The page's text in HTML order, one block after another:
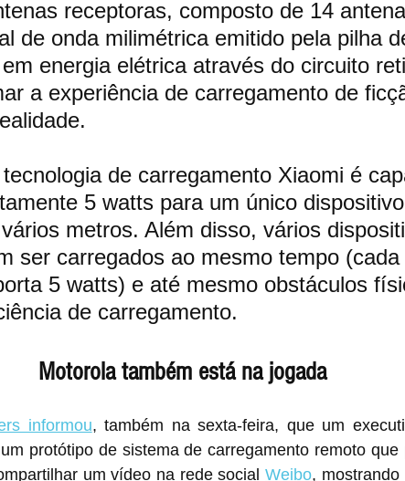
receptoras, composto de 14
de onda milimétrica emitido pela pilha
energia elétrica através do circuito
a experiência de carregamento de
de carregamento Xiaomi é
5 watts para um único
metros. Além disso, vários
ser carregados ao mesmo tempo (cada
5 watts) e até mesmo obstáculos
de carregamento.
Motorola também está na jogada
informou, também na sexta-feira, que um
protótipo de sistema de carregamento remoto que
um vídeo na rede social Weibo,